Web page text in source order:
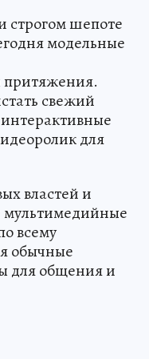
строгом шепоте
модельные
притяжения.
свежий
для
властей и
мультимедийные
всему
обычные
для общения и